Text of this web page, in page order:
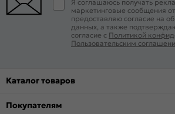
Я соглашаюсь получать
маркетинговые сообщения
предоставляю согласие на
данных, а также
согласие с Политикой
Пользовательским
Каталог товаров
Покупателям